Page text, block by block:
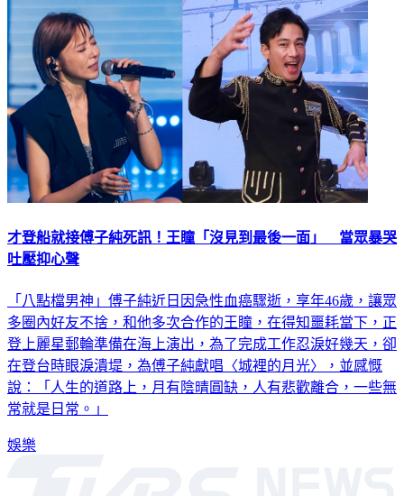
才登船就接傅子純死訊！王瞳「沒見到最後一面」 當眾暴哭
吐壓抑心聲
「八點檔男神」傅子純近日因急性血癌驟逝，享年46歲，讓眾
多圈內好友不捨，和他多次合作的王瞳，在得知噩耗當下，正
登上麗星郵輪準備在海上演出，為了完成工作忍淚好幾天，卻
在登台時眼淚潰堤，為傅子純獻唱〈城裡的月光〉，並感慨
說：「人生的道路上，月有陰晴圓缺，人有悲歡離合，一些無
常就是日常。」
娛樂